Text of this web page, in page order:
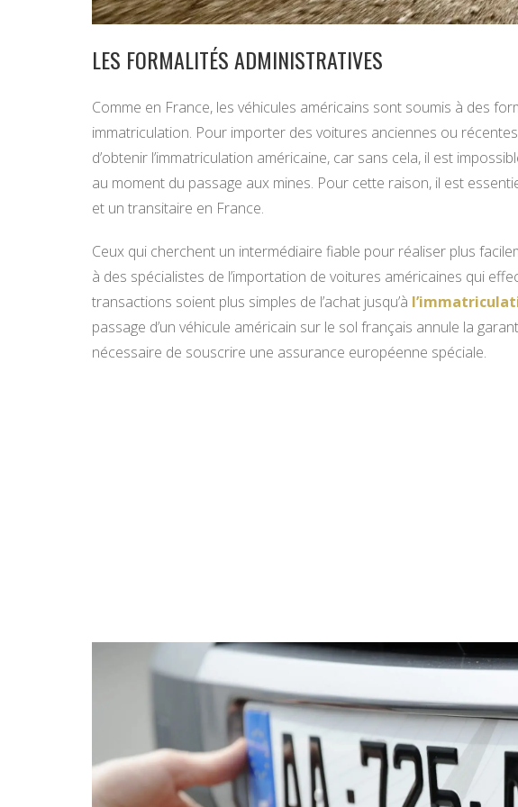
LES FORMALITÉS ADMINISTRATIVES
Comme en France, les véhicules américains sont soumis à des
immatriculation. Pour importer des voitures anciennes ou
d’obtenir l’immatriculation américaine, car sans cela, il est
au moment du passage aux mines. Pour cette raison, il est
et un transitaire en France.
Ceux qui cherchent un intermédiaire fiable pour réaliser plus
à des spécialistes de l’importation de voitures américaines qui
transactions soient plus simples de l’achat jusqu’à
passage d’un véhicule américain sur le sol français annule la
nécessaire de souscrire une assurance européenne spéciale.